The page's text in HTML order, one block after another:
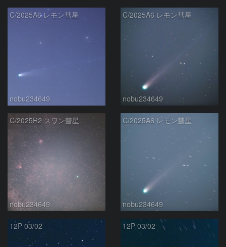
C/2025A6 レモン彗星
nobu234649
C/2025A6 レモン彗星
nobu234649
C/2025R2 スワン彗星
nobu234649
C/2025A6 レモン彗星
nobu234649
12P 03/02 12P 03/02